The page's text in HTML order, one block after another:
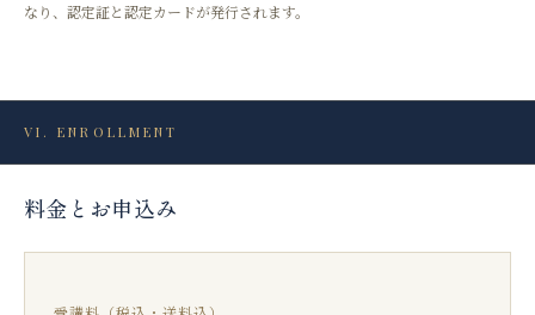
なり、認定証と認定カードが発行されます。
VI. ENROLLMENT
料金とお申込み